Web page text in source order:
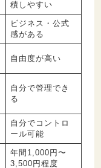
積しやすい
ビジネス・公式
感がある
自由度が高い
自分で管理でき
る
自分でコントロ
ール可能
年間1,000円〜
3,500円程度